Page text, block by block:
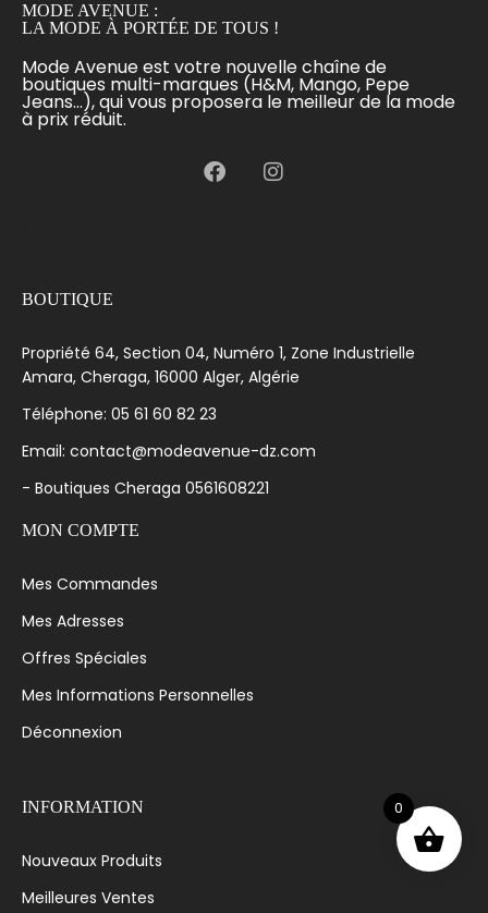
MODE AVENUE :
LA MODE À PORTÉE DE TOUS !
Mode Avenue est votre nouvelle chaîne de
boutiques multi-marques (H&M, Mango, Pepe
Jeans...), qui vous proposera le meilleur de la mode
à prix réduit.
BOUTIQUE
Propriété 64, Section 04, Numéro 1, Zone Industrielle
Amara, Cheraga, 16000 Alger, Algérie
Téléphone: 05 61 60 82 23
Email: contact@modeavenue-dz.com
- Boutiques Cheraga 0561608221
MON COMPTE
Mes Commandes
Mes Adresses
Offres Spéciales
Mes Informations Personnelles
Déconnexion
INFORMATION
Nouveaux Produits
Meilleures Ventes
0